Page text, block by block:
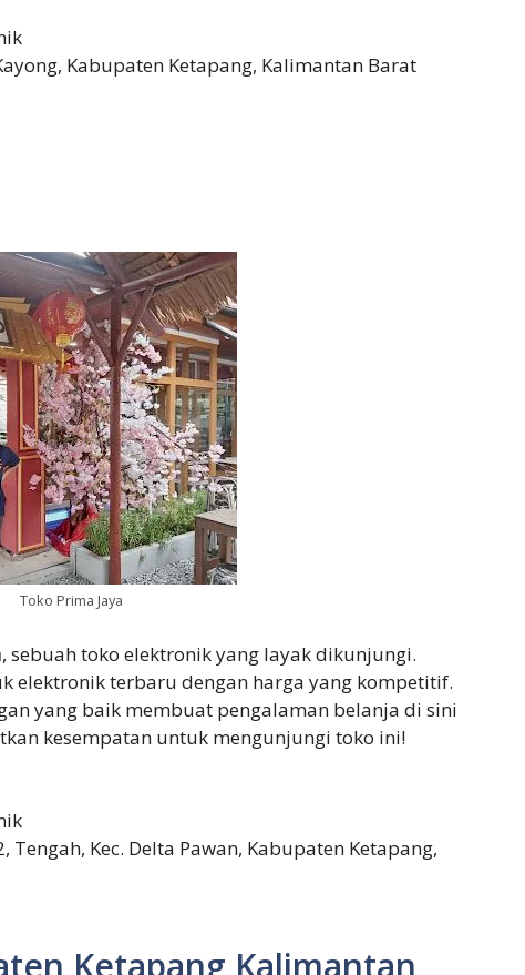
Kabupaten Ketapang, Kalimantan Barat
Toko Prima Jaya
, sebuah toko elektronik yang layak dikunjungi.
elektronik terbaru dengan harga yang kompetitif.
yang baik membuat pengalaman belanja di sini
kesempatan untuk mengunjungi toko ini!
Tengah, Kec. Delta Pawan, Kabupaten Ketapang,
Ketapang Kalimantan